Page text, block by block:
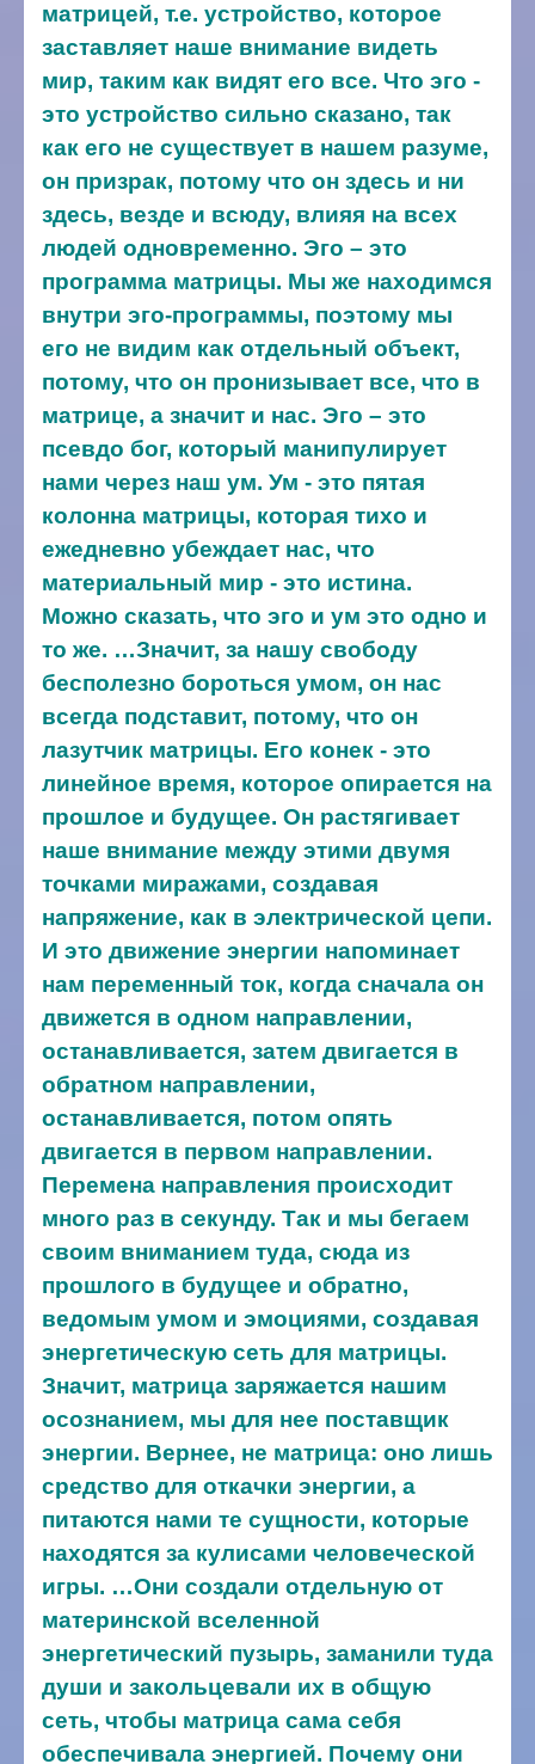
матрицей, т.е. устройство, которое
заставляет наше внимание видеть
мир, таким как видят его все. Что эго -
это устройство сильно сказано, так
как его не существует в нашем разуме,
он призрак, потому что он здесь и ни
здесь, везде и всюду, влияя на всех
людей одновременно. Эго – это
программа матрицы. Мы же находимся
внутри эго-программы, поэтому мы
его не видим как отдельный объект,
потому, что он пронизывает все, что в
матрице, а значит и нас. Эго – это
псевдо бог, который манипулирует
нами через наш ум. Ум - это пятая
колонна матрицы, которая тихо и
ежедневно убеждает нас, что
материальный мир - это истина.
Можно сказать, что эго и ум это одно и
то же. …Значит, за нашу свободу
бесполезно бороться умом, он нас
всегда подставит, потому, что он
лазутчик матрицы. Его конек - это
линейное время, которое опирается на
прошлое и будущее. Он растягивает
наше внимание между этими двумя
точками миражами, создавая
напряжение, как в электрической цепи.
И это движение энергии напоминает
нам переменный ток, когда сначала он
движется в одном направлении,
останавливается, затем двигается в
обратном направлении,
останавливается, потом опять
двигается в первом направлении.
Перемена направления происходит
много раз в секунду. Так и мы бегаем
своим вниманием туда, сюда из
прошлого в будущее и обратно,
ведомым умом и эмоциями, создавая
энергетическую сеть для матрицы.
Значит, матрица заряжается нашим
осознанием, мы для нее поставщик
энергии. Вернее, не матрица: оно лишь
средство для откачки энергии, а
питаются нами те сущности, которые
находятся за кулисами человеческой
игры. …Они создали отдельную от
материнской вселенной
энергетический пузырь, заманили туда
души и закольцевали их в общую
сеть, чтобы матрица сама себя
обеспечивала энергией. Почему они